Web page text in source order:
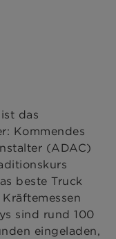
das
Kommendes
(ADAC)
beste Truck
sind rund 100
eingeladen,